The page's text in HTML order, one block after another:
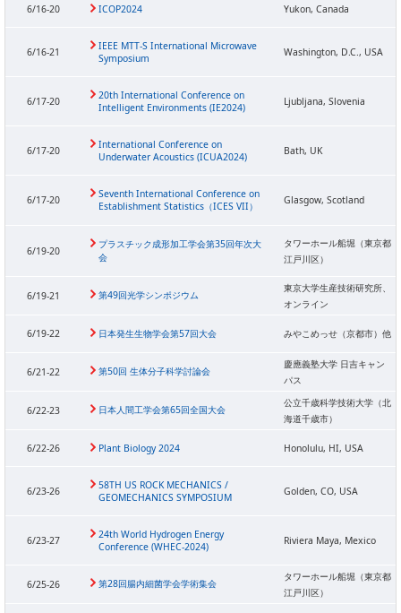
6/16-20 ICOP2024 Yukon, Canada
6/16-21
IEEE MTT-S International Microwave
Symposium
Washington, D.C., USA
6/17-20
20th International Conference on
Intelligent Environments (IE2024)
Ljubljana, Slovenia
6/17-20
International Conference on
Underwater Acoustics (ICUA2024)
Bath, UK
6/17-20
Seventh International Conference on
Establishment Statistics（ICES VII）
Glasgow, Scotland
6/19-20
プラスチック成形加工学会第35回年次大
会
タワーホール船堀（東京都
江戸川区）
6/19-21 第49回光学シンポジウム
東京大学生産技術研究所、
オンライン
6/19-22 日本発生生物学会第57回大会 みやこめっせ（京都市）他
6/21-22 第50回 生体分子科学討論会
慶應義塾大学 日吉キャン
パス
6/22-23 日本人間工学会第65回全国大会
公立千歳科学技術大学（北
海道千歳市）
6/22-26 Plant Biology 2024 Honolulu, HI, USA
6/23-26
58TH US ROCK MECHANICS /
GEOMECHANICS SYMPOSIUM
Golden, CO, USA
6/23-27
24th World Hydrogen Energy
Conference (WHEC-2024)
Riviera Maya, Mexico
6/25-26 第28回腸内細菌学会学術集会
タワーホール船堀（東京都
江戸川区）